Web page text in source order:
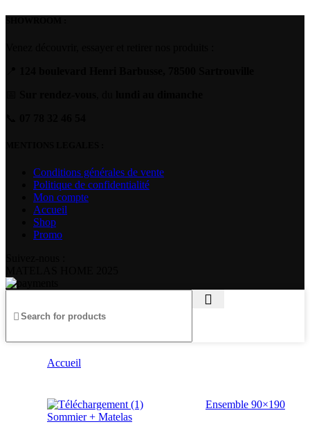
Conditions générales de vente
Politique de confidentialité
Mon compte
Accueil
Shop
Promo
Accueil
Sommier + Matelas
Ensemble 90×190